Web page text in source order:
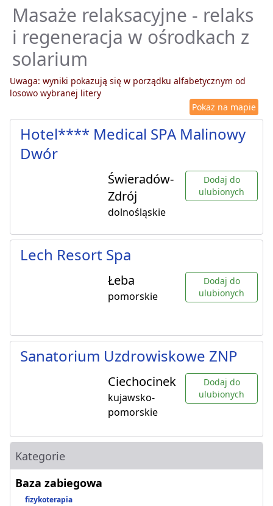
Masaże relaksacyjne - relaks
i regeneracja w ośrodkach z
solarium
Uwaga: wyniki pokazują się w porządku alfabetycznym od
losowo wybranej litery
Pokaż na mapie
Hotel**** Medical SPA Malinowy
Dwór
Świeradów-
Zdrój
dolnośląskie
Dodaj do
ulubionych
Lech Resort Spa
Łeba
pomorskie
Dodaj do
ulubionych
Sanatorium Uzdrowiskowe ZNP
Ciechocinek
kujawsko-
pomorskie
Dodaj do
ulubionych
Kategorie
Baza zabiegowa
fizykoterapia